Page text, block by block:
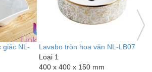
giác NL-
Lavabo tròn hoa văn NL-LB07
Loại 1
400 x 400 x 150 mm